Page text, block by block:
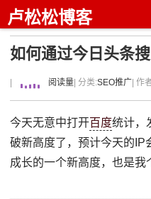
卢松松博客
如何通过今日头条
阅读量 | 分类:SEO推广 | 作
今天无意中打开百度统计，
破新高度了，预计今天的IP
成长的一个新高度，也是我